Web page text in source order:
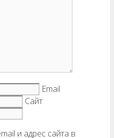
Email
Сайт
и адрес сайта в